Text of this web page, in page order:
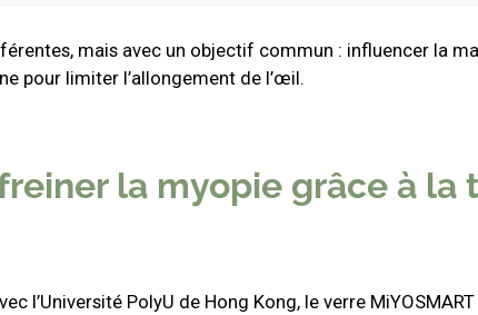
mais avec un objectif commun : influencer la
pour limiter l’allongement de l’œil.
freiner la myopie grâce à
l’Université PolyU de Hong Kong, le verre MiYOSMART